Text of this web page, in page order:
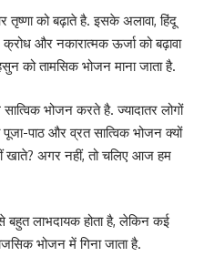
को बढ़ाते है. इसके अलावा, हिंदू
और नकारात्मक ऊर्जा को बढ़ावा
को तामसिक भोजन माना जाता है.
भोजन करते है. ज्यादातर लोगों
पाठ और व्रत सात्विक भोजन क्यों
खाते? अगर नहीं, तो चलिए आज हम
लाभदायक होता है, लेकिन कई
भोजन में गिना जाता है.